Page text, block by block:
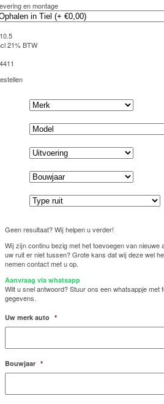
en montage
21% BTW
Geen resultaat? Wij helpen u verder!
Wij zijn continu bezig met het toevoegen van nieuwe
uw ruit er niet tussen? Grote kans dat wij deze wel
nemen contact met u op.
Aanvraag via whatsapp
Wilt u snel antwoord? Stuur ons een whatsappje met
gegevens.
Uw merk auto *
Bouwjaar *